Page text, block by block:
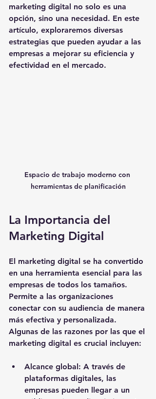
marketing digital no solo es una
opción, sino una necesidad. En este
artículo, exploraremos diversas
estrategias que pueden ayudar a las
empresas a mejorar su eficiencia y
efectividad en el mercado.
Espacio de trabajo moderno con
herramientas de planificación
La Importancia del
Marketing Digital
El marketing digital se ha convertido
en una herramienta esencial para las
empresas de todos los tamaños.
Permite a las organizaciones
conectar con su audiencia de manera
más efectiva y personalizada.
Algunas de las razones por las que el
marketing digital es crucial incluyen:
Alcance global: A través de
plataformas digitales, las
empresas pueden llegar a un